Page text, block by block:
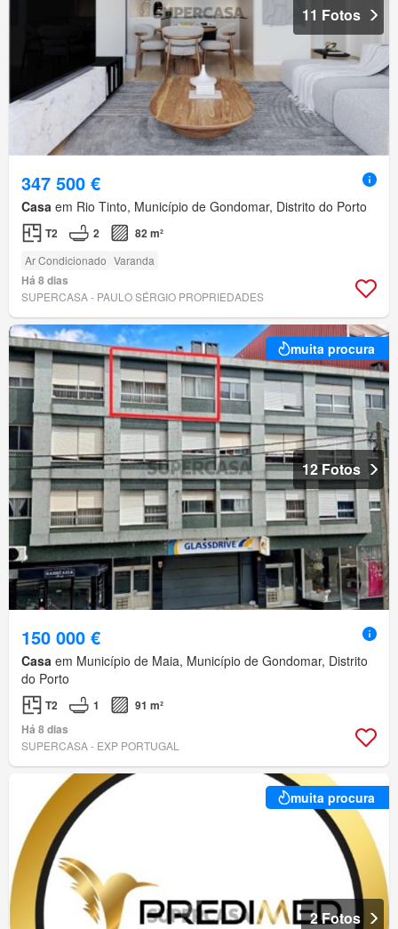
11 Fotos
347 500 €
Casa em Rio Tinto, Município de Gondomar, Distrito do Porto
T2 2 82 m²
Ar Condicionado Varanda
Há 8 dias
SUPERCASA - PAULO SÉRGIO PROPRIEDADES
muita procura
12 Fotos
150 000 €
Casa em Município de Maia, Município de Gondomar, Distrito
do Porto
T2 1
91 m²
Há 8 dias
SUPERCASA - EXP PORTUGAL
muita procura
2 Fotos